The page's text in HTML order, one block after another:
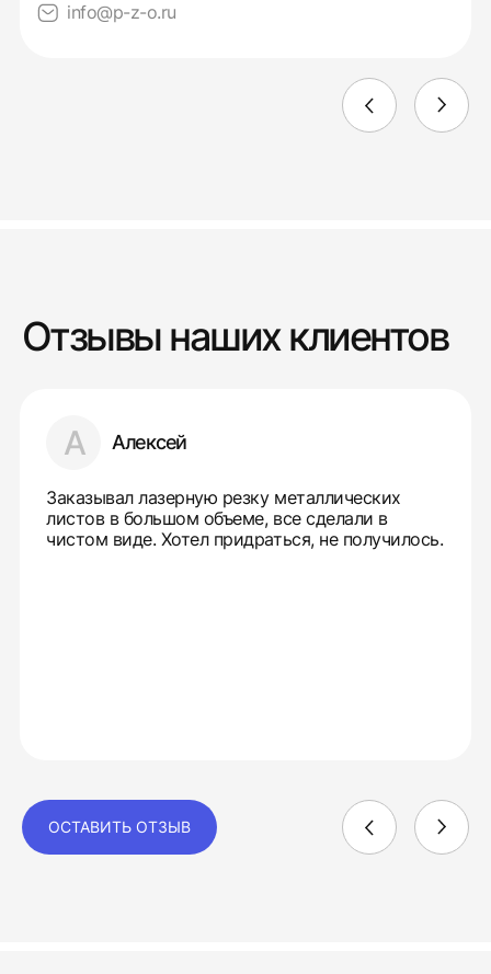
info@p-z-o.ru
Отзывы наших клиентов
А Алексей
Заказывал лазерную резку металлических
листов в большом объеме, все сделали в
чистом виде. Хотел придраться, не получилось.
ОСТАВИТЬ ОТЗЫВ